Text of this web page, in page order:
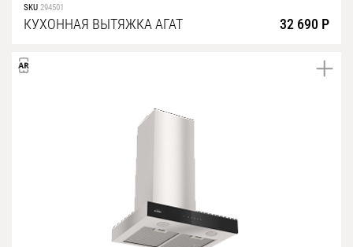
SKU 294501
КУХОННАЯ ВЫТЯЖКА АГАТ 32 690 Р